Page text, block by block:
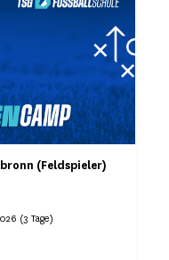
(Feldspieler)
(3 Tage)